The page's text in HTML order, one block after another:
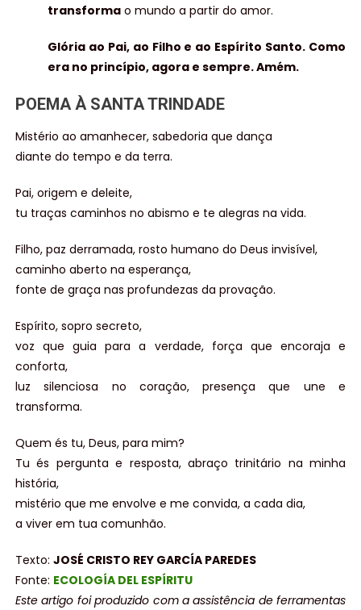
transformao mundo a partir do amor.
Glória ao Pai, ao Filho e ao Espírito Santo. Como
era no princípio, agora e sempre. Amém.
POEMA À SANTA TRINDADE
Mistério ao amanhecer, sabedoria que dança
diante do tempo e da terra.
Pai, origem e deleite,
tu traças caminhos no abismo e te alegras na vida.
Filho, paz derramada, rosto humano do Deus invisível,
caminho aberto na esperança,
fonte de graça nas profundezas da provação.
Espírito, sopro secreto,
voz que guia para a verdade, força que encoraja e
conforta,
luz silenciosa no coração, presença que une e
transforma.
Quem és tu, Deus, para mim?
Tu és pergunta e resposta, abraço trinitário na minha
história,
mistério que me envolve e me convida, a cada dia,
a viver em tua comunhão.
Texto: JOSÉ CRISTO REY GARCÍA PAREDES
Fonte: ECOLOGÍA DEL ESPÍRITU
Este artigo foi produzido com a assistência de ferramentas